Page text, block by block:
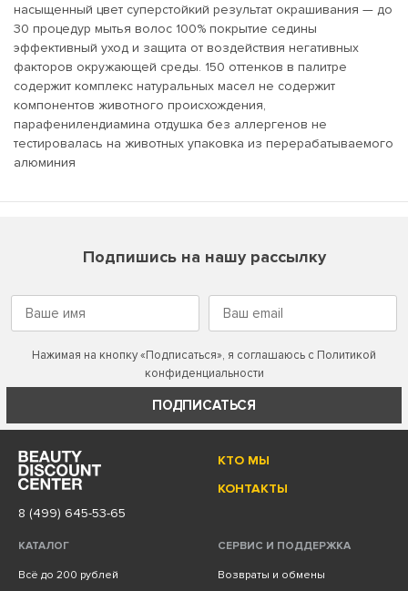
насыщенный цвет суперстойкий результат окрашивания — до
30 процедур мытья волос 100% покрытие седины
эффективный уход и защита от воздействия негативных
факторов окружающей среды. 150 оттенков в палитре
содержит комплекс натуральных масел не содержит
компонентов животного происхождения,
парафенилендиамина отдушка без аллергенов не
тестировалась на животных упаковка из перерабатываемого
алюминия
Подпишись на нашу рассылку
Нажимая на кнопку «Подписаться», я соглашаюсь с Политикой
конфиденциальности
ПОДПИСАТЬСЯ
КТО МЫ
КОНТАКТЫ
8 (499) 645-53-65
КАТАЛОГ
Всё до 200 рублей
СЕРВИС И ПОДДЕРЖКА
Возвраты и обмены